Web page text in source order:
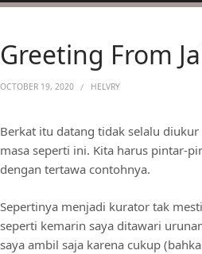
Greeting From
OCTOBER 19, 2020 HELVRY
Berkat itu datang tidak selalu
masa seperti ini. Kita harus pintar-
dengan tertawa contohnya.
Sepertinya menjadi kurator tak
seperti kemarin saya ditawari
saya ambil saja karena cukup